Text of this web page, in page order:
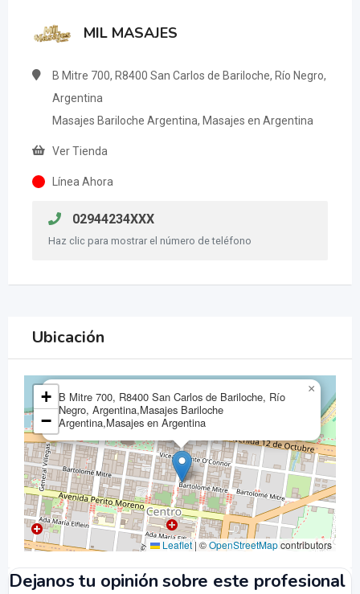
MIL MASAJES
B Mitre 700, R8400 San Carlos de Bariloche, Río Negro,
Argentina
Masajes Bariloche Argentina, Masajes en Argentina
Ver Tienda
Línea Ahora
02944234XXX
Haz clic para mostrar el número de teléfono
Ubicación
B Mitre 700, R8400 San Carlos de Bariloche, Río
Negro, Argentina,Masajes Bariloche
Argentina,Masajes en Argentina
×
+
−
Leaflet| ©OpenStreetMapcontributors
Dejanos tu opinión sobre este profesional